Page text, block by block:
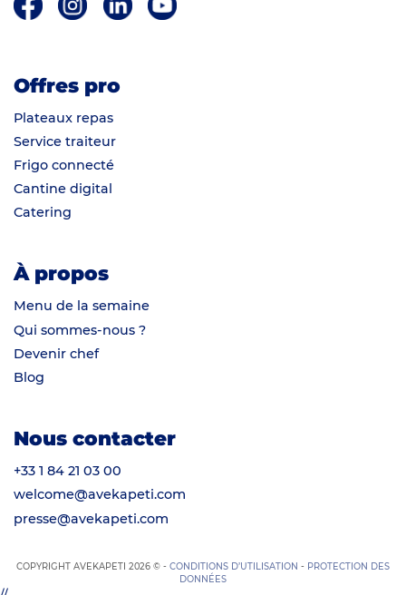
Offres pro
Plateaux repas
Service traiteur
Frigo connecté
Cantine digital
Catering
À propos
Menu de la semaine
Qui sommes-nous ?
Devenir chef
Blog
Nous contacter
+33 1 84 21 03 00
welcome@avekapeti.com
presse@avekapeti.com
COPYRIGHT AVEKAPETI 2026 © - CONDITIONS D’UTILISATION - PROTECTION DES
DONNÉES